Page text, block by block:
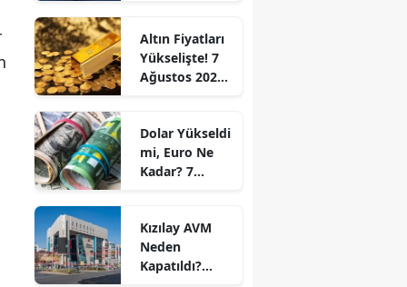
Bin 250
Öğrenci
Alacak:
Tarihleri
Açıklandı
Altın Fiyatları
Yükselişte! 7
Ağustos 2026
Altın Ne
Kadar?
Dolar Yükseldi
mi, Euro Ne
Kadar? 7
Döviz Fiyatları
Kızılay AVM
Neden
Kapatıldı?